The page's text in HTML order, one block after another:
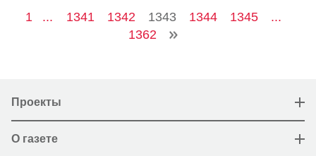
1 ... 1341 1342 1343 1344 1345
...
1362
Проекты
О газете